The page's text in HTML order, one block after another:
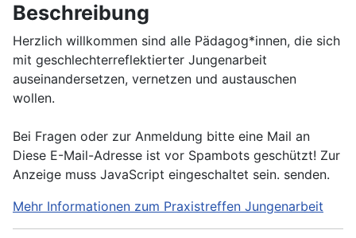
Beschreibung
Herzlich willkommen sind alle Pädagog*innen, die sich
mit geschlechterreflektierter Jungenarbeit
auseinandersetzen, vernetzen und austauschen
wollen.
Bei Fragen oder zur Anmeldung bitte eine Mail an
Diese E-Mail-Adresse ist vor Spambots geschützt! Zur
Anzeige muss JavaScript eingeschaltet sein. senden.
Mehr Informationen zum Praxistreffen Jungenarbeit